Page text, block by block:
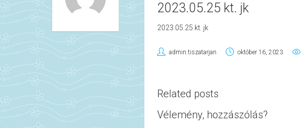
2023.05.25 kt. jk
2023.05.25 kt. jk
admin.tiszatarjan október 16, 2023
Related posts
Vélemény, hozzászólás?